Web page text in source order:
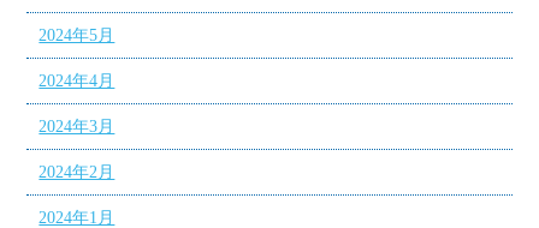
2024年5月
2024年4月
2024年3月
2024年2月
2024年1月